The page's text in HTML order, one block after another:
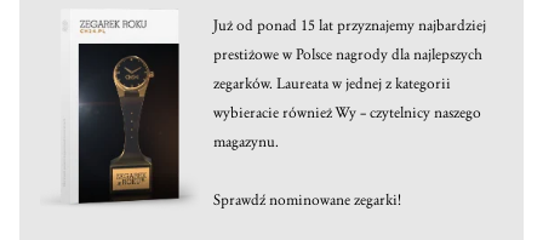
Już od ponad 15 lat przyznajemy najbardziej
prestiżowe w Polsce nagrody dla najlepszych
zegarków. Laureata w jednej z kategorii
wybieracie również Wy – czytelnicy naszego
magazynu.
Sprawdź nominowane zegarki!